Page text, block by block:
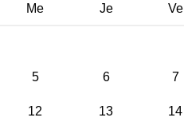
Me Je Ve
5 6 7
12 13 14